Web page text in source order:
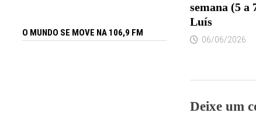
semana (5 a
Luís
06/06/2026
Deixe um
O MUNDO SE MOVE NA 106,9 FM